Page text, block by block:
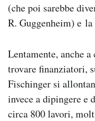
(che poi sarebbe
R. Guggenheim) e
Lentamente, anche
trovare finanziatori,
Fischinger si
invece a dipingere e
circa 800 lavori,